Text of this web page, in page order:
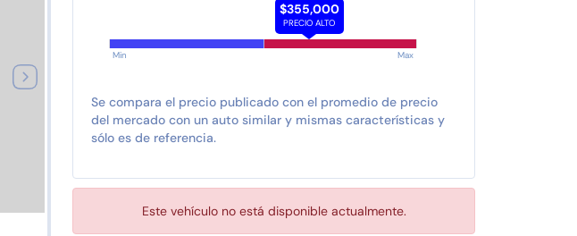
$355,000
PRECIO ALTO
Min Max
Se compara el precio publicado con el promedio de precio
del mercado con un auto similar y mismas características y
sólo es de referencia.
Este vehículo no está disponible actualmente.